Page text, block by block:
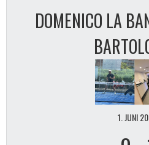
DOMENICO LA
1. JUNI